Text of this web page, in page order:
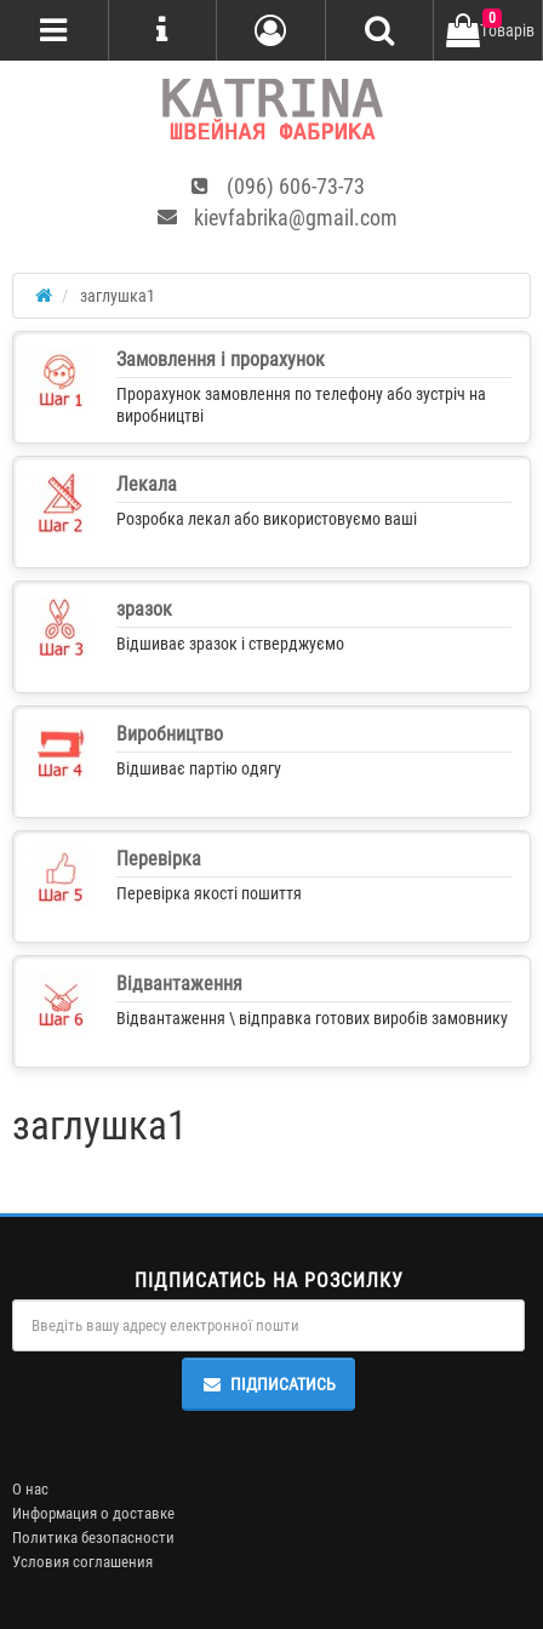
(096) 606-73-73
kievfabrika@gmail.com
Tоварів
0
заглушка1
Замовлення і прорахунок
Прорахунок замовлення по телефону або зустріч на
виробництві
Лекала
Розробка лекал або використовуємо ваші
зразок
Відшиває зразок і стверджуємо
Виробництво
Відшиває партію одягу
Перевірка
Перевірка якості пошиття
Відвантаження
Відвантаження \ відправка готових виробів замовнику
заглушка1
ПІДПИСАТИСЬ НА РОЗСИЛКУ
ПІДПИСАТИСЬ
О нас
Информация о доставке
Политика безопасности
Условия соглашения